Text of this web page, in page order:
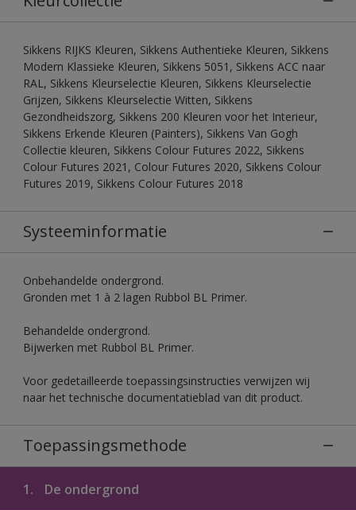
Sikkens RIJKS Kleuren, Sikkens Authentieke Kleuren, Sikkens
Modern Klassieke Kleuren, Sikkens 5051, Sikkens ACC naar
RAL, Sikkens Kleurselectie Kleuren, Sikkens Kleurselectie
Grijzen, Sikkens Kleurselectie Witten, Sikkens
Gezondheidszorg, Sikkens 200 Kleuren voor het Interieur,
Sikkens Erkende Kleuren (Painters), Sikkens Van Gogh
Collectie kleuren, Sikkens Colour Futures 2022, Sikkens
Colour Futures 2021, Colour Futures 2020, Sikkens Colour
Futures 2019, Sikkens Colour Futures 2018
Systeeminformatie
Onbehandelde ondergrond.
Gronden met 1 à 2 lagen Rubbol BL Primer.
Behandelde ondergrond.
Bijwerken met Rubbol BL Primer.
Voor gedetailleerde toepassingsinstructies verwijzen wij
naar het technische documentatieblad van dit product.
Toepassingsmethode
1. De ondergrond